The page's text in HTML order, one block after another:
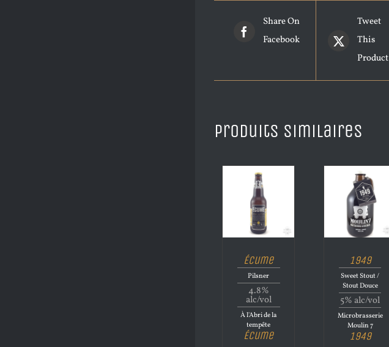
Share On
Facebook
Tweet
This
Product
Produits similaires
Écume
Pilsner
4.8%
alc/vol
À l'Abri de la
tempête
Écume
1949
Sweet Stout /
Stout Douce
5% alc/vol
Microbrasserie
Moulin 7
1949